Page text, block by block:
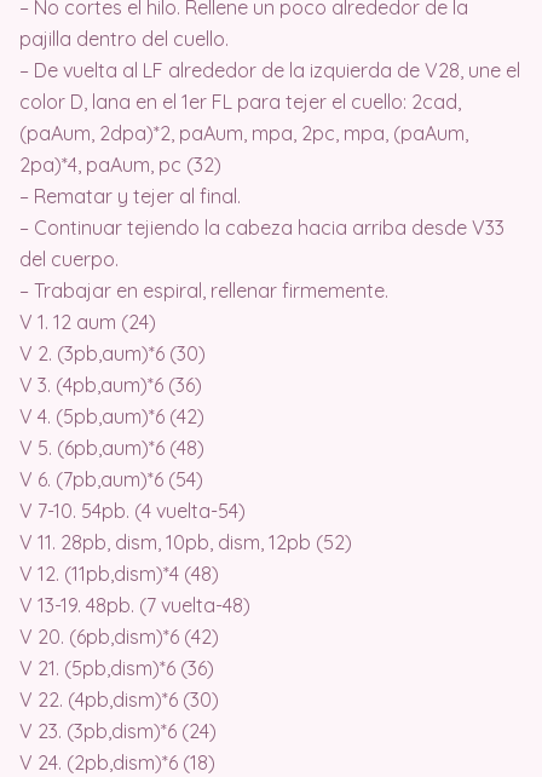
– No cortes el hilo. Rellene un poco alrededor de la
pajilla dentro del cuello.
– De vuelta al LF alrededor de la izquierda de V28, une el
color D, lana en el 1er FL para tejer el cuello: 2cad,
(paAum, 2dpa)*2, paAum, mpa, 2pc, mpa, (paAum,
2pa)*4, paAum, pc (32)
– Rematar y tejer al final.
– Continuar tejiendo la cabeza hacia arriba desde V33
del cuerpo.
– Trabajar en espiral, rellenar firmemente.
V 1. 12 aum (24)
V 2. (3pb,aum)*6 (30)
V 3. (4pb,aum)*6 (36)
V 4. (5pb,aum)*6 (42)
V 5. (6pb,aum)*6 (48)
V 6. (7pb,aum)*6 (54)
V 7-10. 54pb. (4 vuelta-54)
V 11. 28pb, dism, 10pb, dism, 12pb (52)
V 12. (11pb,dism)*4 (48)
V 13-19. 48pb. (7 vuelta-48)
V 20. (6pb,dism)*6 (42)
V 21. (5pb,dism)*6 (36)
V 22. (4pb,dism)*6 (30)
V 23. (3pb,dism)*6 (24)
V 24. (2pb,dism)*6 (18)